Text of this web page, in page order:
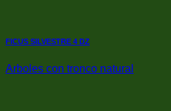
FICUS SILVESTRE 4 DZ
Arboles con tronco natural